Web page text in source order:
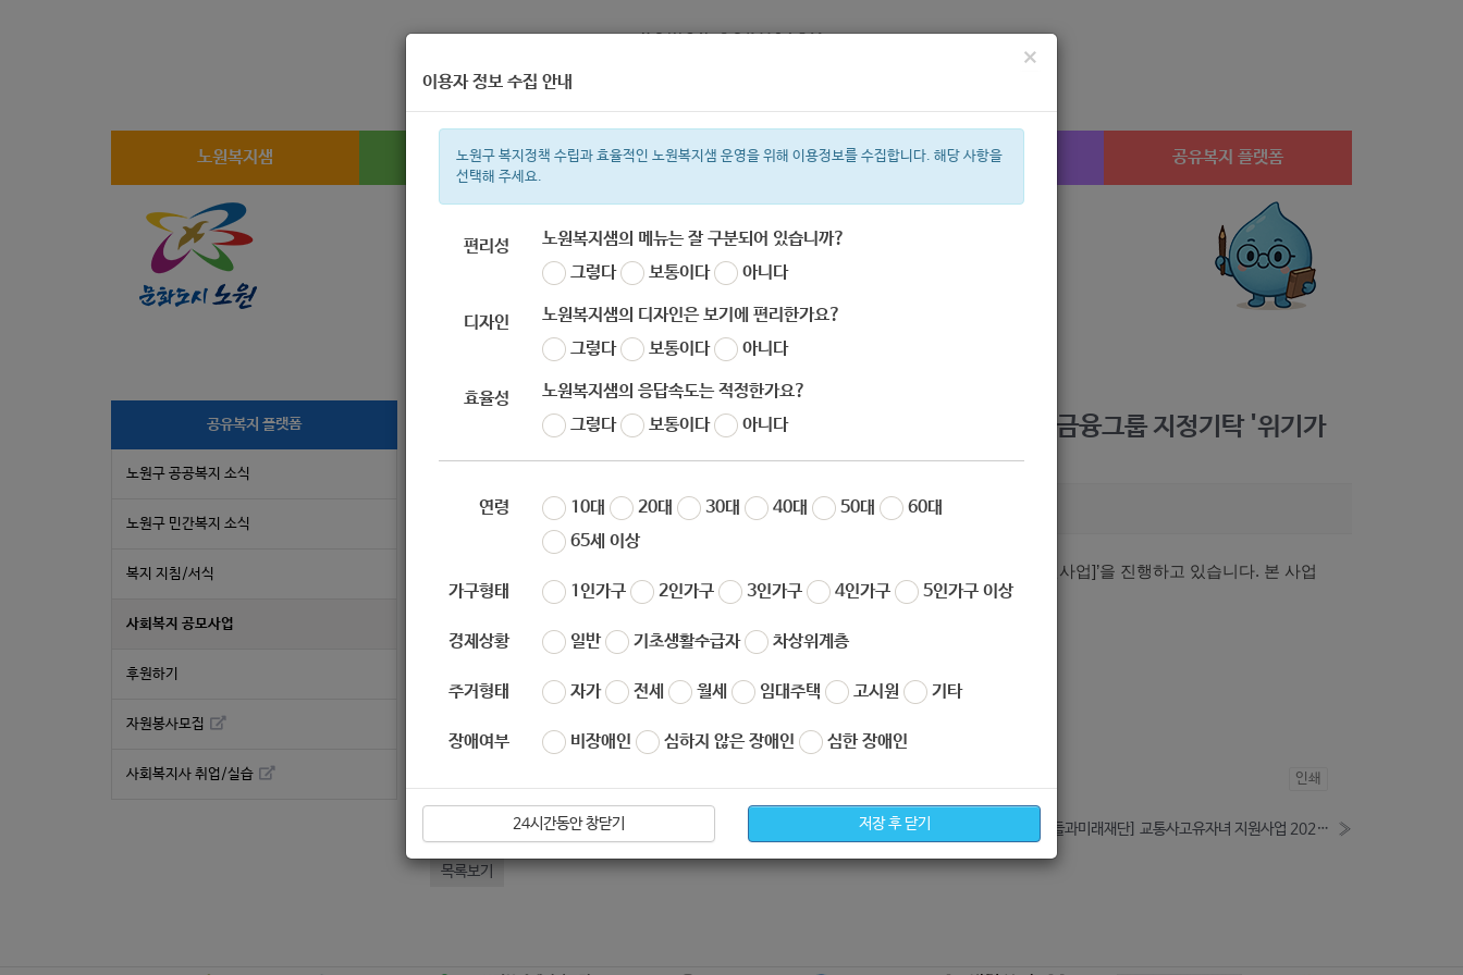
노원복지샘 복지정보 복지서비스 신청 복지시설찾기 공유복지 플랫폼
지원금 복지관 이용시설 ìº 성민복지관 í©ê²© 안심일자리
×
이용자 정보 수집 안내
노원구 복지정책 수립과 효율적인 노원복지샘 운영을 위해 이용정보를 수집합니다. 해당 사항을
선택해 주세요.
편리성
노원복지샘의 메뉴는 잘 구분되어 있습니까?
그렇다
보통이다 아니다
디자인
노원복지샘의 디자인은 보기에 편리한가요?
그렇다
보통이다 아니다
효율성
노원복지샘의 응답속도는 적정한가요?
그렇다
보통이다 아니다
연령 10대 20대 30대 40대 50대
60대
65세 이상
가구형태 1인가구 2인가구 3인가구 4인가구 5인가구 이상
경제상황 일반 기초생활수급자 차상위계층
주거형태 자가 전세 월세 임대주택 고시원 기타
장애여부 비장애인 심하지 않은 장애인 심한 장애인
24시간동안 창닫기 저장 후 닫기
공유복지 플랫폼
노원구 공공복지 소식
노원구 민간복지 소식
복지 지침/서식
사회복지 공모사업
후원하기
자원봉사모집
사회복지사 취업/실습
[신한위기가정재기지원사무국] -2020년 11월 접수- 신한금융그룹 지정기탁 '위기가
정 재기지원사업 (3차년도)' 신청 안내
작성자 노원 복지샘 작성일 2020-11-03 09:19 조회
위기가정 재기지원사업]’을 진행하고 있습니다. 본 사업
과 관련하여 아래와 같이 안내하오니 많은 관심과 신청 바랍니다.
※ 홈페이지 : www.shinhan-hope.com
위기가정 재기지원 사무국 10:00~17:00,
인쇄
[기아대책] 기아대책 위기가정긴급지원사업 '희망둥지' 신청 안내 [사회복지법인 아이들과미래재단] 교통사고유자녀 지원사업 2021년 장학생 모집 안내 (-11.18) »
목록보기